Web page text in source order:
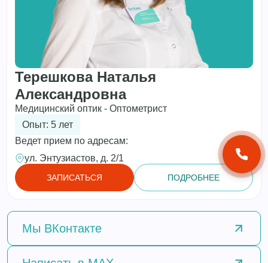
Терешкова Наталья
Александровна
Медицинский оптик - Оптометрист
Опыт: 5 лет
Ведет прием по адресам:
ул. Энтузиастов, д. 2/1
ЗАПИСАТЬСЯ ПОДРОБНЕЕ
Мы ВКонтакте